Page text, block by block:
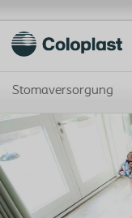
Stomaversorgung